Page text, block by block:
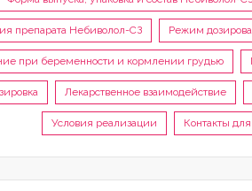
препарата Небиволол-СЗ Режим
при беременности и кормлении грудью
Лекарственное взаимодействие
Условия реализации Контакты